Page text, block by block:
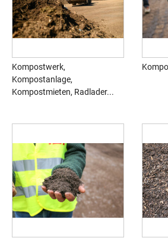
Kompostwerk,
Kompostanlage,
Kompostmieten, Radlader...